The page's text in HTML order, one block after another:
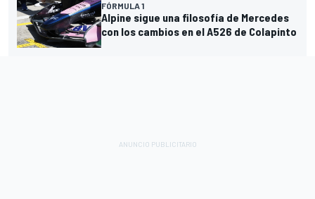
FÓRMULA 1
Alpine sigue una filosofía de Mercedes
con los cambios en el A526 de Colapinto